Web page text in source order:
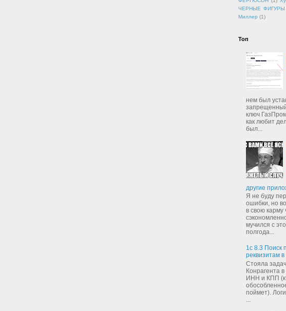
ЧЕРНЫЕ ФИГУРЫ
Миллер (1)
Топ
нем был
ключ
как любит
был...
другие
Я не буду
ошибки, но
в свою карму
мучился с
полгода...
1с 8.3 Поиск
реквизитам
Стояла
Конрагента
ИНН и КПП
поймет).